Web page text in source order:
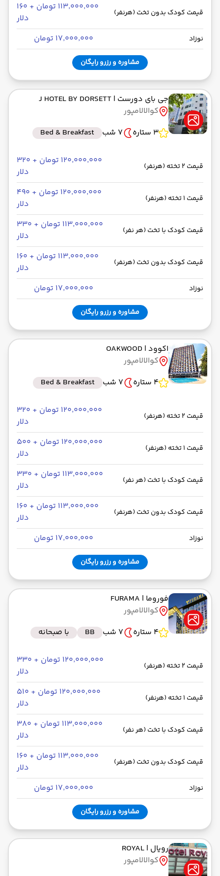
قیمت کودک بدون تخت (هرنفر)
۱۱۳٬۰۰۰٬۰۰۰ تومان + ۱۶۰
دلار
نوزاد ۱۷٬۰۰۰٬۰۰۰ تومان
مشاوره و رزرو رایگان
جی بای دورست | J HOTEL BY DORSETT
کوالالامپور
3 ستاره
7 شب Bed & Breakfast
قیمت 2 تخته (هرنفر)
۱۲۰٬۰۰۰٬۰۰۰ تومان + ۳۲۰
دلار
قیمت 1 تخته (هرنفر)
۱۲۰٬۰۰۰٬۰۰۰ تومان + ۴۹۰
دلار
قیمت کودک با تخت (هر نفر)
۱۱۳٬۰۰۰٬۰۰۰ تومان + ۳۳۰
دلار
قیمت کودک بدون تخت (هرنفر)
۱۱۳٬۰۰۰٬۰۰۰ تومان + ۱۶۰
دلار
نوزاد ۱۷٬۰۰۰٬۰۰۰ تومان
مشاوره و رزرو رایگان
اکوود | OAKWOOD
کوالالامپور
4 ستاره
7 شب Bed & Breakfast
قیمت 2 تخته (هرنفر)
۱۲۰٬۰۰۰٬۰۰۰ تومان + ۳۲۰
دلار
قیمت 1 تخته (هرنفر)
۱۲۰٬۰۰۰٬۰۰۰ تومان + ۵۰۰
دلار
قیمت کودک با تخت (هر نفر)
۱۱۳٬۰۰۰٬۰۰۰ تومان + ۳۳۰
دلار
قیمت کودک بدون تخت (هرنفر)
۱۱۳٬۰۰۰٬۰۰۰ تومان + ۱۶۰
دلار
نوزاد ۱۷٬۰۰۰٬۰۰۰ تومان
مشاوره و رزرو رایگان
فوروما | FURAMA
کوالالامپور
4 ستاره
7 شب BB با صبحانه
قیمت 2 تخته (هرنفر)
۱۲۰٬۰۰۰٬۰۰۰ تومان + ۳۳۰
دلار
قیمت 1 تخته (هرنفر)
۱۲۰٬۰۰۰٬۰۰۰ تومان + ۵۱۰
دلار
قیمت کودک با تخت (هر نفر)
۱۱۳٬۰۰۰٬۰۰۰ تومان + ۳۸۰
دلار
قیمت کودک بدون تخت (هرنفر)
۱۱۳٬۰۰۰٬۰۰۰ تومان + ۱۶۰
دلار
نوزاد ۱۷٬۰۰۰٬۰۰۰ تومان
مشاوره و رزرو رایگان
رویال | ROYAL
کوالالامپور